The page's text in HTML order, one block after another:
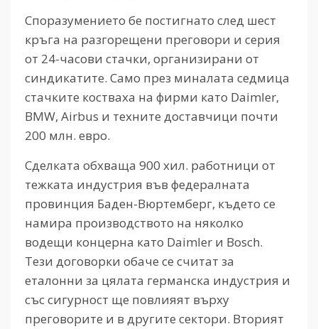
Споразумението бе постигнато след шест
кръга на разгорещени преговори и серия
от 24-часови стачки, организирани от
синдикатите. Само през миналата седмица
стачките костваха на фирми като Daimler,
BMW, Airbus и техните доставчици почти
200 млн. евро.
Сделката обхваща 900 хил. работници от
тежката индустрия във федералната
провинция Баден-Вюртемберг, където се
намира производството на няколко
водещи концерна като Daimler и Bosch.
Тези договорки обаче се считат за
еталонни за цялата германска индустрия и
със сигурност ще повлияят върху
преговорите и в другите сектори. Вторият